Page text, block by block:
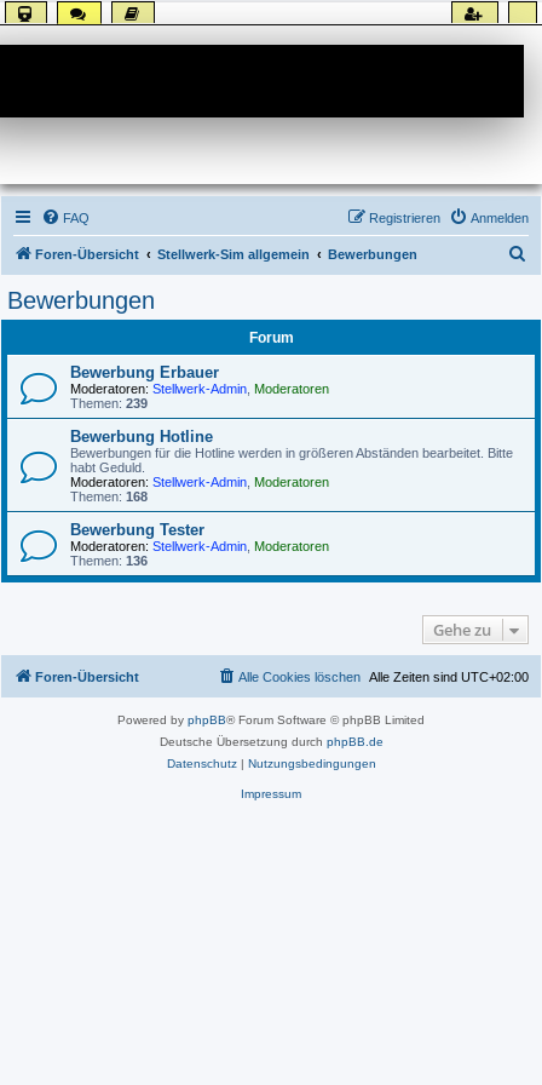
FAQ Anmelden
Registrieren
Foren-Übersicht Stellwerk-Sim allgemein Bewerbungen
Bewerbungen
Forum
Bewerbung Erbauer
Moderatoren: Stellwerk-Admin Moderatoren
Themen: 239
Bewerbung Hotline
Bewerbungen für die Hotline werden in größeren Abständen bearbeitet. Bitte
habt Geduld.
Moderatoren: Stellwerk-Admin Moderatoren
Themen: 168
Bewerbung Tester
Moderatoren: Stellwerk-Admin Moderatoren
Themen: 136
Gehe zu
Foren-Übersicht Alle Zeiten sind UTC+02:00
Alle Cookies löschen
Powered by phpBB® Forum Software © phpBB Limited
Deutsche Übersetzung durch phpBB.de
Datenschutz| Nutzungsbedingungen
Impressum